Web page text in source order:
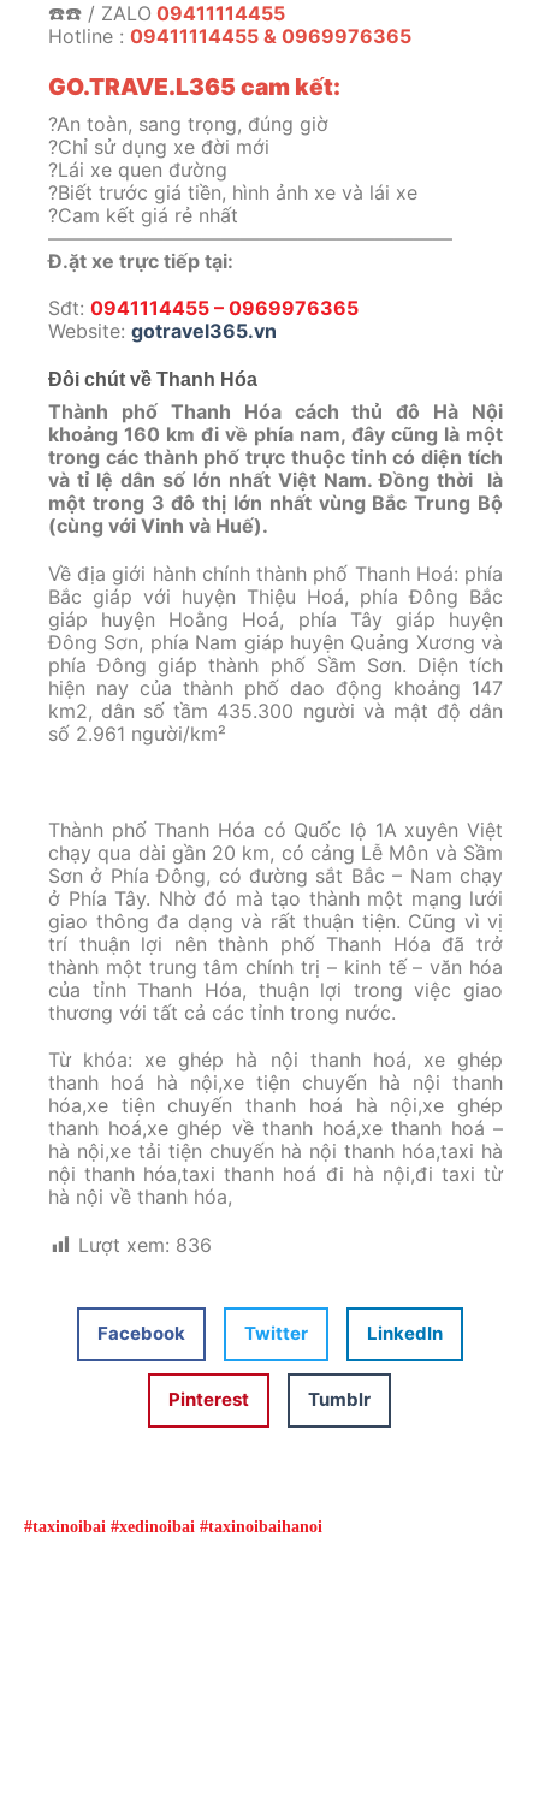
☎️☎️ / ZALO 09411114455
Hotline : 09411114455 & 0969976365
GO.TRAVE.L365 cam kết:
?An toàn, sang trọng, đúng giờ
?Chỉ sử dụng xe đời mới
?Lái xe quen đường
?Biết trước giá tiền, hình ảnh xe và lái xe
?Cam kết giá rẻ nhất
—————————————————————
Đ.ặt xe trực tiếp tại:
Sđt: 0941114455 – 0969976365
Website: gotravel365.vn
Đôi chút về Thanh Hóa
Thành phố Thanh Hóa cách thủ đô Hà Nội
khoảng 160 km đi về phía nam, đây cũng là một
trong các thành phố trực thuộc tỉnh có diện tích
và tỉ lệ dân số lớn nhất Việt Nam. Đồng thời là
một trong 3 đô thị lớn nhất vùng Bắc Trung Bộ
(cùng với Vinh và Huế).
Về địa giới hành chính thành phố Thanh Hoá: phía
Bắc giáp với huyện Thiệu Hoá, phía Đông Bắc
giáp huyện Hoằng Hoá, phía Tây giáp huyện
Đông Sơn, phía Nam giáp huyện Quảng Xương và
phía Đông giáp thành phố Sầm Sơn. Diện tích
hiện nay của thành phố dao động khoảng 147
km2, dân số tầm 435.300 người và mật độ dân
số 2.961 người/km²
Thành phố Thanh Hóa có Quốc lộ 1A xuyên Việt
chạy qua dài gần 20 km, có cảng Lễ Môn và Sầm
Sơn ở Phía Ðông, có đường sắt Bắc – Nam chạy
ở Phía Tây. Nhờ đó mà tạo thành một mạng lưới
giao thông đa dạng và rất thuận tiện. Cũng vì vị
trí thuận lợi nên thành phố Thanh Hóa đã trở
thành một trung tâm chính trị – kinh tế – văn hóa
của tỉnh Thanh Hóa, thuận lợi trong việc giao
thương với tất cả các tỉnh trong nước.
Từ khóa: xe ghép hà nội thanh hoá, xe ghép
thanh hoá hà nội,xe tiện chuyến hà nội thanh
hóa,xe tiện chuyến thanh hoá hà nội,xe ghép
thanh hoá,xe ghép về thanh hoá,xe thanh hoá –
hà nội,xe tải tiện chuyến hà nội thanh hóa,taxi hà
nội thanh hóa,taxi thanh hoá đi hà nội,đi taxi từ
hà nội về thanh hóa,
Lượt xem: 836
Facebook Twitter LinkedIn
Pinterest Tumblr
#taxinoibai #xedinoibai #taxinoibaihanoi